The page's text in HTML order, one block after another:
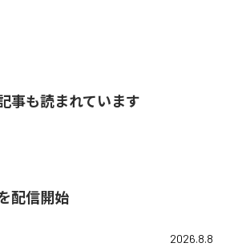
事も読まれています
配信開始
2026.8.8